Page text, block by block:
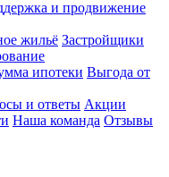
и продвижение
жильё Застройщики
ипотеки Выгода от
и ответы Акции
Наша команда Отзывы